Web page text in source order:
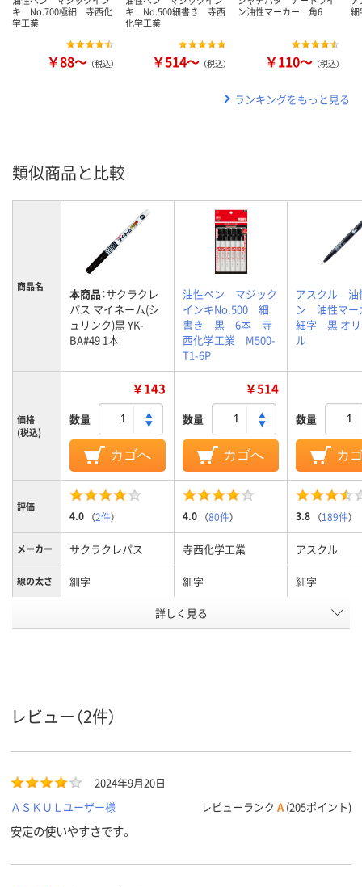
キ No.700極細 寺西化
学工業
￥88～ （税込）
キ No.500細書き 寺西
化学工業
￥514～ （税込）
ン油性マーカー 角6
￥110～ （税込）
ランキングをもっと見る
類似商品と比較
商品名 本商品：サクラクレ
パス マイネーム(シ
ュリンク)黒 YK-
BA#49 1本
油性ペン マジック
インキNo.500 細
書き 黒 6本 寺
西化学工業 M500-
T1-6P
アスクル 油
ン 油性マ
細字 黒 オ
ル
価格
(税込)
￥143
数量
カゴへ
￥514
数量
カゴへ
数量
カ
評価
4.0 （2件） 4.0 （80件） 3.8 （189件）
メーカー サクラクレパス 寺西化学工業 アスクル
線の太さ 細字 細字 細字
黒
形状 シングル
アスクル
商品環境
スコア
70
詳しく見る
レビュー（2件）
2024年9月20日
ＡＳＫＵＬユーザー様
レビューランク A (205ポイント)
安定の使いやすさです。